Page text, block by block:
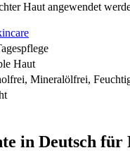
Haut angewendet
Haut
Mineralölfrei,
in Deutsch für